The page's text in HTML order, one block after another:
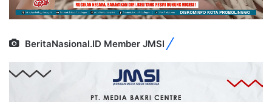
BeritaNasional.ID Member JMSI